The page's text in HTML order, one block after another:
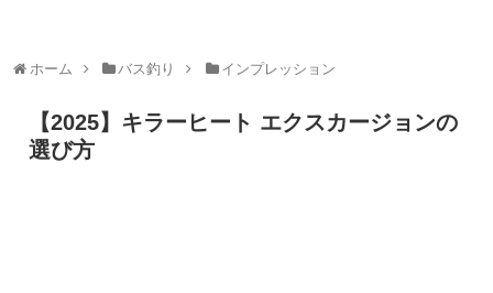
ホーム バス釣り インプレッション
【2025】キラーヒート エクスカージョンの
選び方